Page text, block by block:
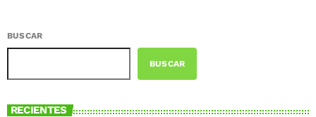
BUSCAR
BUSCAR
RECIENTES